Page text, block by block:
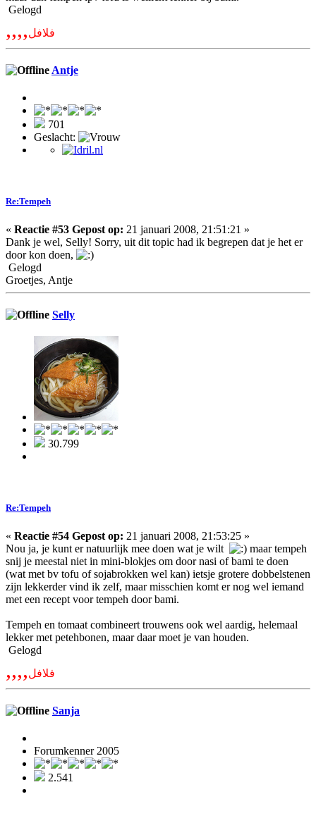
Gelogd
,,,,فلافل
Antje
701
Geslacht:
Re:Tempeh
« Reactie #53 Gepost op: 21 januari 2008, 21:51:21 »
Dank je wel, Selly! Sorry, uit dit topic had ik begrepen dat je het er
door kon doen,
Gelogd
Groetjes, Antje
Selly
30.799
Re:Tempeh
« Reactie #54 Gepost op: 21 januari 2008, 21:53:25 »
Nou ja, je kunt er natuurlijk mee doen wat je wilt
maar tempeh
snij je meestal niet in mini-blokjes om door nasi of bami te doen
(wat met bv tofu of sojabrokken wel kan) ietsje grotere dobbelstenen
zijn lekkerder vind ik zelf, maar misschien komt er nog wel iemand
met een recept voor tempeh door bami.
Tempeh en tomaat combineert trouwens ook wel aardig, helemaal
lekker met petehbonen, maar daar moet je van houden.
Gelogd
,,,,فلافل
Sanja
Forumkenner 2005
2.541